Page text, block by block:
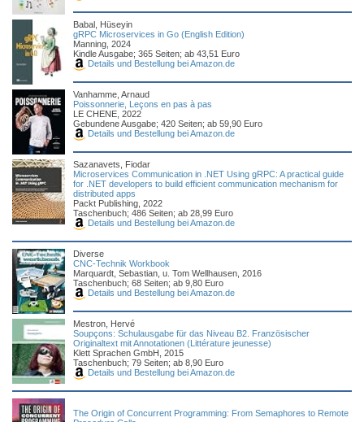
Babal, Hüseyin
gRPC Microservices in Go (English Edition)
Manning, 2024
Kindle Ausgabe; 365 Seiten; ab 43,51 Euro
Details und Bestellung bei Amazon.de
Vanhamme, Arnaud
Poissonnerie, Leçons en pas à pas
LE CHENE, 2022
Gebundene Ausgabe; 420 Seiten; ab 59,90 Euro
Details und Bestellung bei Amazon.de
Sazanavets, Fiodar
Microservices Communication in .NET Using gRPC: A practical guide
for .NET developers to build efficient communication mechanism for
distributed apps
Packt Publishing, 2022
Taschenbuch; 486 Seiten; ab 28,99 Euro
Details und Bestellung bei Amazon.de
Diverse
CNC-Technik Workbook
Marquardt, Sebastian, u. Tom Wellhausen, 2016
Taschenbuch; 68 Seiten; ab 9,80 Euro
Details und Bestellung bei Amazon.de
Mestron, Hervé
Soupçons: Schulausgabe für das Niveau B2. Französischer
Originaltext mit Annotationen (Littérature jeunesse)
Klett Sprachen GmbH, 2015
Taschenbuch; 79 Seiten; ab 8,90 Euro
Details und Bestellung bei Amazon.de
The Origin of Concurrent Programming: From Semaphores to Remote